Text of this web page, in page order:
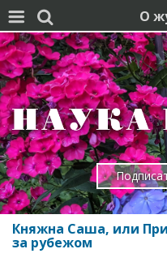
  О
Княжна Саша, или
за рубежом